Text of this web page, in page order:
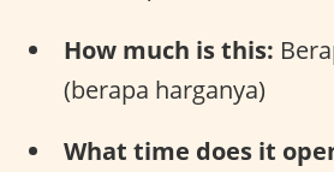
How much is this:
(berapa harganya)
What time does it